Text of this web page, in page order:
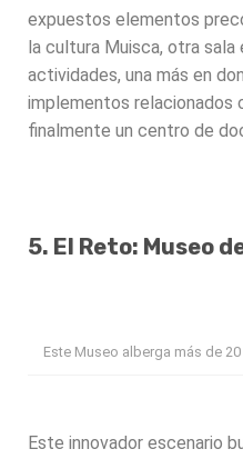
expuestos elementos
la cultura Muisca, otra sala
actividades, una más en
implementos relacionados
finalmente un centro de
5. El Reto: Museo
Este Museo alberga más de
Este innovador escenario